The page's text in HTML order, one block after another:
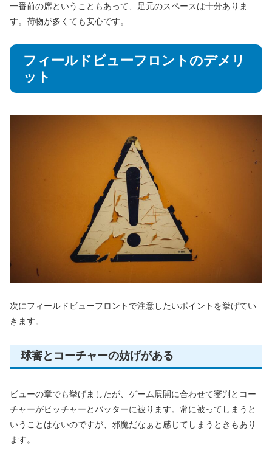
一番前の席ということもあって、足元のスペースは十分ありま
す。荷物が多くても安心です。
フィールドビューフロントのデメリ
ット
次にフィールドビューフロントで注意したいポイントを挙げてい
きます。
球審とコーチャーの妨げがある
ビューの章でも挙げましたが、ゲーム展開に合わせて審判とコー
チャーがピッチャーとバッターに被ります。常に被ってしまうと
いうことはないのですが、邪魔だなぁと感じてしまうときもあり
ます。